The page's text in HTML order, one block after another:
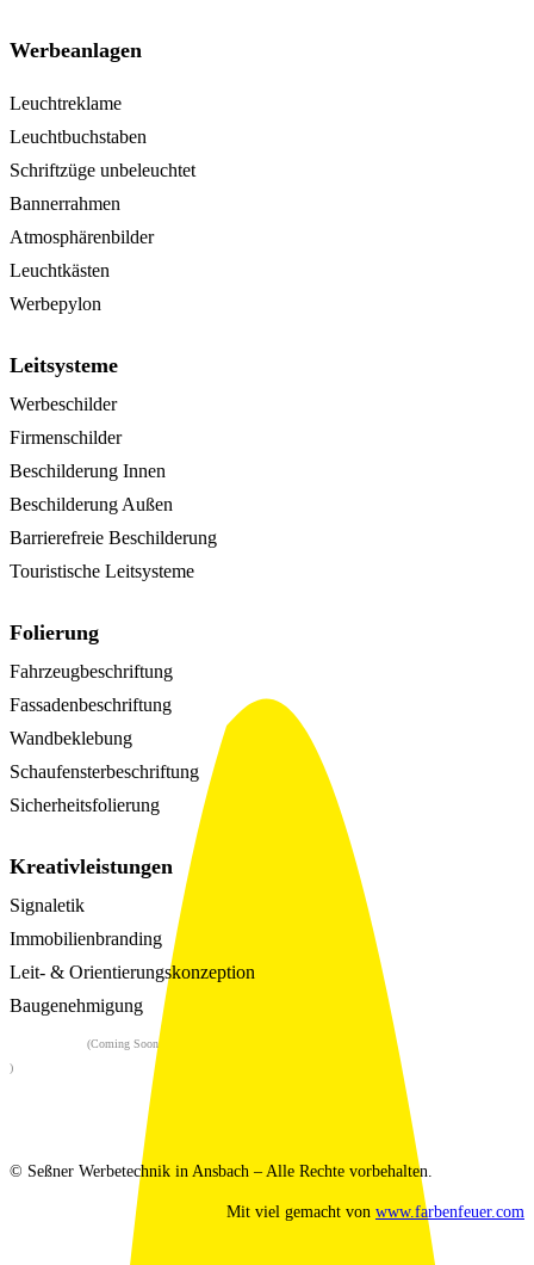
Werbeanlagen
Leuchtreklame
Leuchtbuchstaben
Schriftzüge unbeleuchtet
Bannerrahmen
Atmosphärenbilder
Leuchtkästen
Werbepylon
Leitsysteme
Werbeschilder
Firmenschilder
Beschilderung Innen
Beschilderung Außen
Barrierefreie Beschilderung
Touristische Leitsysteme
Folierung
Fahrzeugbeschriftung
Fassadenbeschriftung
Wandbeklebung
Schaufensterbeschriftung
Sicherheitsfolierung
Kreativleistungen
Signaletik
Immobilienbranding
Leit- & Orientierungskonzeption
Baugenehmigung
(Coming Soon
)
© Seßner Werbetechnik in Ansbach – Alle Rechte vorbehalten.
Mit viel gemacht von www.farbenfeuer.com